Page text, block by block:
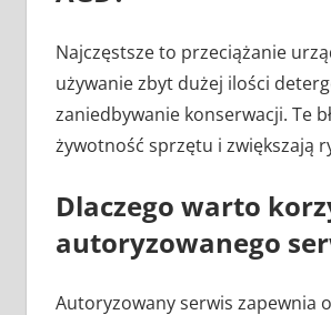
Najczęstsze to przeciążanie
używanie zbyt dużej ilości
zaniedbywanie konserwacji. Te
żywotność sprzętu i zwiększają
Dlaczego warto
autoryzowanego
Autoryzowany serwis zapewnia